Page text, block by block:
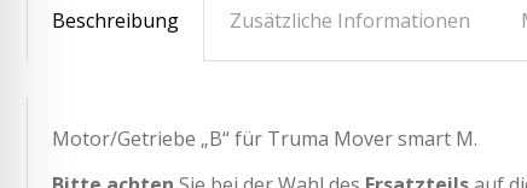
Beschreibung Zusätzliche Informationen
Motor/Getriebe „B“ für Truma Mover smart M.